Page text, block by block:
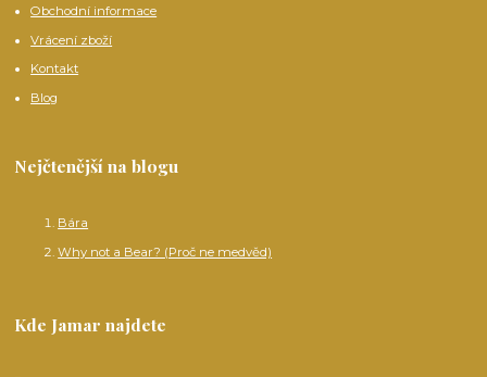
Obchodní informace
Vrácení zboží
Kontakt
Blog
Nejčtenější na blogu
Bára
Why not a Bear? (Proč ne medvěd)
Kde Jamar najdete